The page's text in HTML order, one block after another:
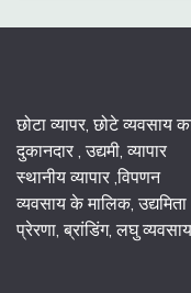
छोटा व्यापर, छोटे व्यवसाय
दुकानदार , उद्यमी, व्यापार
स्थानीय व्यापार ,विपणन
व्यवसाय के मालिक, उद्यमिता
प्रेरणा, ब्रांडिंग, लघु व्यवसाय